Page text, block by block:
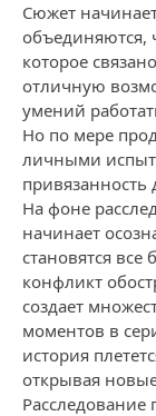
Сюжет
объединяются,
которое
отличную
умений
Но по мере
личными
привязанность
На фоне
начинает
становятся
конфликт
создает
моментов в
история
открывая
Расследование